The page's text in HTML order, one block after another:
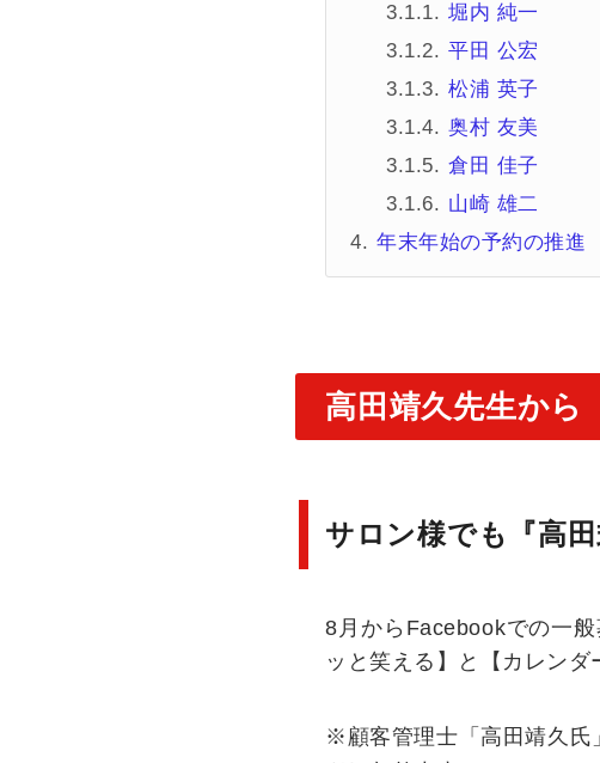
堀内 純一
平田 公宏
松浦 英子
奥村 友美
倉田 佳子
山崎 雄二
年末年始の予約の推進
高田靖久先生から
サロン様でも『高
8月からFacebookでの一
ッと笑える】と【カレン
※顧客管理士「高田靖久氏